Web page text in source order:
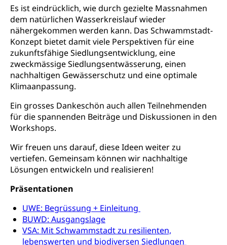
Es ist eindrücklich, wie durch gezielte Massnahmen
dem natürlichen Wasserkreislauf wieder
nähergekommen werden kann. Das Schwammstadt-
Konzept bietet damit viele Perspektiven für eine
zukunftsfähige Siedlungsentwicklung, eine
zweckmässige Siedlungsentwässerung, einen
nachhaltigen Gewässerschutz und eine optimale
Klimaanpassung.
Ein grosses Dankeschön auch allen Teilnehmenden
für die spannenden Beiträge und Diskussionen in den
Workshops.
Wir freuen uns darauf, diese Ideen weiter zu
vertiefen. Gemeinsam können wir nachhaltige
Lösungen entwickeln und realisieren!
Präsentationen
UWE: Begrüssung + Einleitung
BUWD: Ausgangslage
VSA: Mit Schwammstadt zu resilienten,
lebenswerten und biodiversen Siedlungen
Beschwerde Strassenverkehrsamt
Beschwerdestelle Spitäler
Schlichtungsstelle SEG
Diskriminierung, Fremdenfeindlichkeit,
Gleichberechtigung
Anlaufstelle Schutz vor Diskriminierung
(fabia)
Schutz vor Diskriminierung
Strafregister und Strafverfahren
Strafrecht, Strafrechtspflege, Gerichtsverfahren,
Strafregistereintrag, Strafregisterauszug,
Kriminalität
Strafregisterauszug bestellen (EJPD)
Vormund, Amtsvormund, Mündel,
Vormundschaftsbehörde, Kindesschutz,
Jugendschutz
Kindes- und Erwachsenenschutz KESB
Kindes- und Erwachsenenschutzbehörden im
Umwelt und Bauen
Abfallentsorgung, Kehrichtabfuhr, Müllabfuhr
Abfall und Entsorgung
Boden, Natur und Landschaft